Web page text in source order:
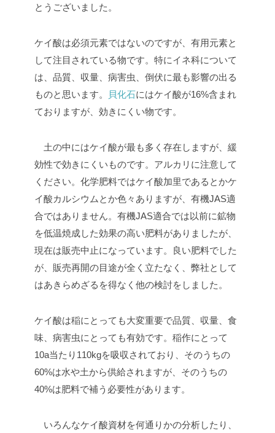
とうございました。
ケイ酸は必須元素ではないのですが、有用元素と
して注目されている物です。特にイネ科について
は、品質、収量、病害虫、倒伏に最も影響の出る
ものと思います。
貝化石にはケイ酸が16%含まれ
ておりますが、効きにくい物です。
土の中にはケイ酸が最も多く存在しますが、緩
効性で効きにくいものです。アルカリに注意して
ください。化学肥料ではケイ酸加里であるとかケ
イ酸カルシウムとか色々ありますが、有機JAS適
合ではありません。有機JAS適合では以前に鉱物
を低温焼成した効果の高い肥料がありましたが、
現在は販売中止になっています。良い肥料でした
が、販売再開の目途が全く立たなく、弊社として
はあきらめざるを得なく他の検討をしました。
ケイ酸は稲にとっても大変重要で品質、収量、食
味、病害虫にとっても有効です。稲作にとって
10a当たり110kgを吸収されており、そのうちの
60%は水や土から供給されますが、そのうちの
40%は肥料で補う必要性があります。
いろんなケイ酸資材を何通りかの分析したり、